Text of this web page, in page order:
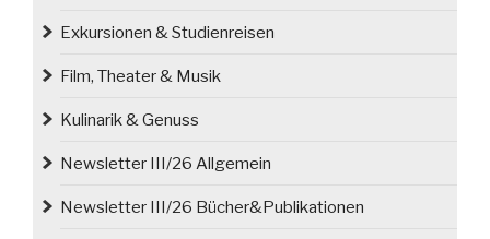
Exkursionen & Studienreisen
Film, Theater & Musik
Kulinarik & Genuss
Newsletter III/26 Allgemein
Newsletter III/26 Bücher&Publikationen